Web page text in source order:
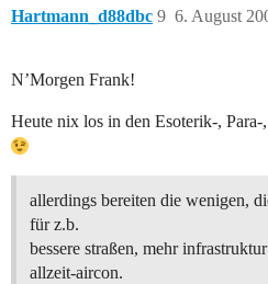
Hartmann_d88dbc 6. August
9
N’Morgen Frank!
Heute nix los in den Esoterik-,
allerdings bereiten die wenigen,
für z.b.
bessere straßen, mehr
allzeit-aircon.